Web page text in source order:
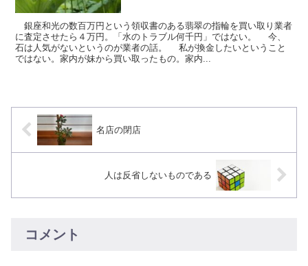
銀座和光の数百万円という領収書のある翡翠の指輪を買い取り業者
に査定させたら４万円。「水のトラブル何千円」ではない。 今、
石は人気がないというのが業者の話。 私が換金したいということ
ではない。家内が妹から買い取ったもの。家内...
名店の閉店
人は反省しないものである
コメント